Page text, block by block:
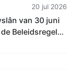
20 jul 2026
van 30 juni
Beleidsregel